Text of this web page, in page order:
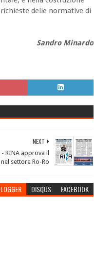
delle normative di
Sandro Minardo
NEXT
RINA approva il
settore Ro-Ro
DISQUS FACEBOOK